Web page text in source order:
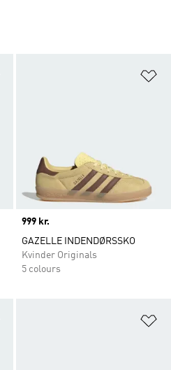
Price
999 kr.
GAZELLE INDENDØRSSKO
Kvinder Originals
5 colours